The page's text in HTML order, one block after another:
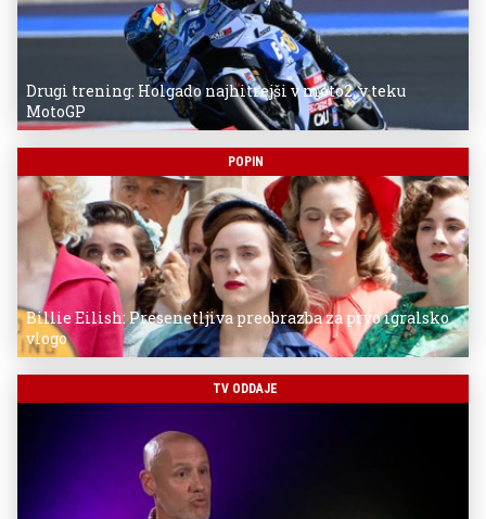
Drugi trening: Holgado najhitrejši v moto2, v teku
MotoGP
POPIN
Billie Eilish: Presenetljiva preobrazba za prvo igralsko
vlogo
TV ODDAJE